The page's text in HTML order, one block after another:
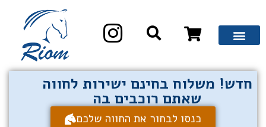
חדש! משלוח בחינם ישירות לחווה
שאתם רוכבים בה
כנסו לבחור את החווה שלכם